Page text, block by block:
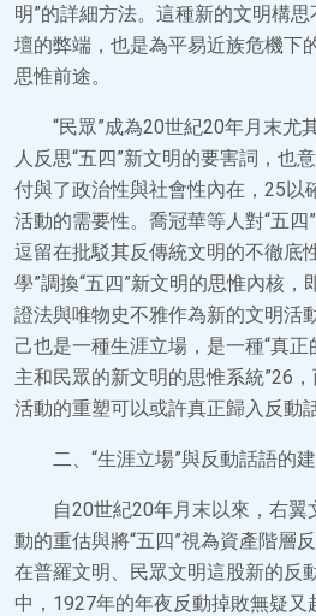
明”的詳細方法。這種新的文明構
壇的弊端，也是為平易近族危機下
思惟前途。
“民眾”成為20世紀20年月末尤
人反思“五四”新文明的要害詞，也
付與了政治性與社會性內在，25以
活動的需要性。喬冠華等人對“五四
逗留在批駁其反傳統文明的不徹底
學”調換“五四”新文明的思惟內核
證法與唯物史不雅作為新的文明活
己也是一種生涯立場，是一種“真
主和民眾的新文明的思惟系統”26
活動的重塑可以或許真正歸入反動
二、“生涯立場”與反動話語的
自20世紀20年月末以來，右翼
動的重估與將“五四”視為資產階層
在普羅文明、民眾文明這股新的反
中，1927年的年夜反動掉敗無疑又